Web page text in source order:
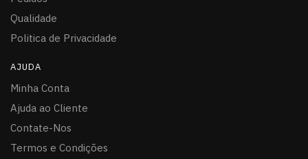
Qualidade
Politica de Privacidade
AJUDA
Minha Conta
Ajuda ao Cliente
Contate-Nos
Termos e Condições